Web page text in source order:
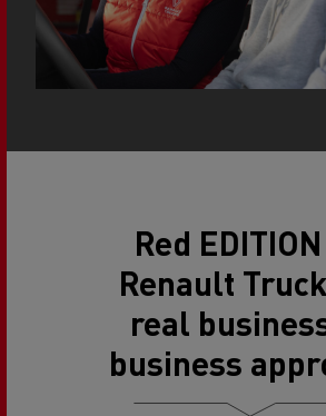
Red
Renault
real
business